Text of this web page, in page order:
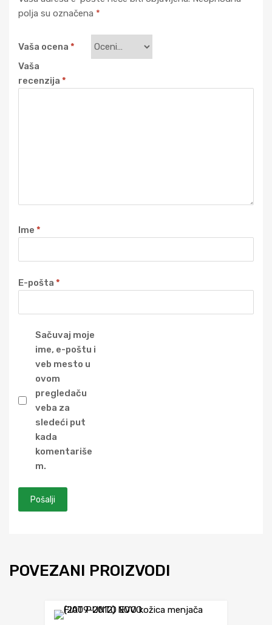
polja su označena *
Vaša ocena *
Vaša
recenzija *
Ime *
E-pošta *
Sačuvaj moje
ime, e-poštu i
veb mesto u
ovom
pregledaču
veba za
sledeći put
kada
komentariše
m.
POVEZANI PROIZVODI